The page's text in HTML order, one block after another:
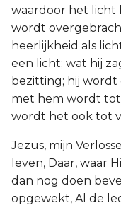
waardoor het licht
wordt
heerlijkheid als
een licht; wat hij
bezitting; hij wordt
met hem wordt
wordt het ook tot
Jezus, mijn
leven, Daar, waar
dan nog doen
opgewekt, Al de